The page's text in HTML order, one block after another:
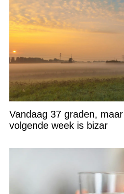
Vandaag 37 graden,
volgende week is bizar